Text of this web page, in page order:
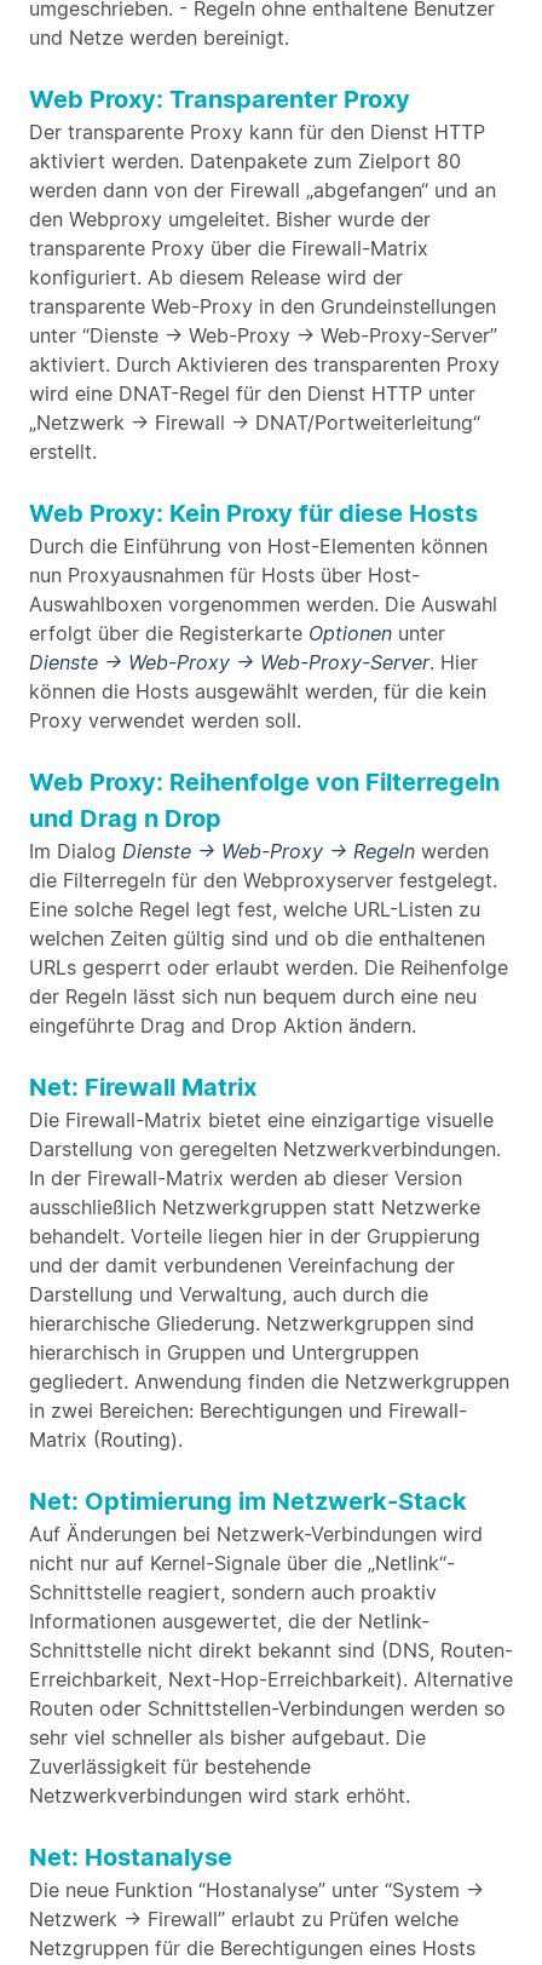
umgeschrieben. - Regeln ohne enthaltene Benutzer
und Netze werden bereinigt.
Web Proxy: Transparenter Proxy
Der transparente Proxy kann für den Dienst HTTP
aktiviert werden. Datenpakete zum Zielport 80
werden dann von der Firewall „abgefangen“ und an
den Webproxy umgeleitet. Bisher wurde der
transparente Proxy über die Firewall-Matrix
konfiguriert. Ab diesem Release wird der
transparente Web-Proxy in den Grundeinstellungen
unter “Dienste -> Web-Proxy -> Web-Proxy-Server”
aktiviert. Durch Aktivieren des transparenten Proxy
wird eine DNAT-Regel für den Dienst HTTP unter
„Netzwerk -> Firewall -> DNAT/Portweiterleitung“
erstellt.
Web Proxy: Kein Proxy für diese Hosts
Durch die Einführung von Host-Elementen können
nun Proxyausnahmen für Hosts über Host-
Auswahlboxen vorgenommen werden. Die Auswahl
erfolgt über die Registerkarte Optionen unter
Dienste -> Web-Proxy -> Web-Proxy-Server. Hier
können die Hosts ausgewählt werden, für die kein
Proxy verwendet werden soll.
Web Proxy: Reihenfolge von Filterregeln
und Drag n Drop
Im Dialog Dienste -> Web-Proxy -> Regeln werden
die Filterregeln für den Webproxyserver festgelegt.
Eine solche Regel legt fest, welche URL-Listen zu
welchen Zeiten gültig sind und ob die enthaltenen
URLs gesperrt oder erlaubt werden. Die Reihenfolge
der Regeln lässt sich nun bequem durch eine neu
eingeführte Drag and Drop Aktion ändern.
Net: Firewall Matrix
Die Firewall-Matrix bietet eine einzigartige visuelle
Darstellung von geregelten Netzwerkverbindungen.
In der Firewall-Matrix werden ab dieser Version
ausschließlich Netzwerkgruppen statt Netzwerke
behandelt. Vorteile liegen hier in der Gruppierung
und der damit verbundenen Vereinfachung der
Darstellung und Verwaltung, auch durch die
hierarchische Gliederung. Netzwerkgruppen sind
hierarchisch in Gruppen und Untergruppen
gegliedert. Anwendung finden die Netzwerkgruppen
in zwei Bereichen: Berechtigungen und Firewall-
Matrix (Routing).
Net: Optimierung im Netzwerk-Stack
Auf Änderungen bei Netzwerk-Verbindungen wird
nicht nur auf Kernel-Signale über die „Netlink“-
Schnittstelle reagiert, sondern auch proaktiv
Informationen ausgewertet, die der Netlink-
Schnittstelle nicht direkt bekannt sind (DNS, Routen-
Erreichbarkeit, Next-Hop-Erreichbarkeit). Alternative
Routen oder Schnittstellen-Verbindungen werden so
sehr viel schneller als bisher aufgebaut. Die
Zuverlässigkeit für bestehende
Netzwerkverbindungen wird stark erhöht.
Net: Hostanalyse
Die neue Funktion “Hostanalyse” unter “System ->
Netzwerk -> Firewall” erlaubt zu Prüfen welche
Netzgruppen für die Berechtigungen eines Hosts